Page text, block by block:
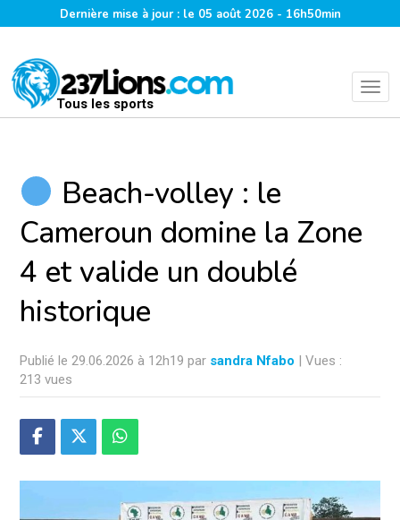
Dernière mise à jour : le 05 août 2026 - 16h50min
Tous les sports
Beach-volley : le
Cameroun domine la Zone
4 et valide un doublé
historique
Publié le 29.06.2026 à 12h19 par sandra Nfabo | Vues :
213 vues